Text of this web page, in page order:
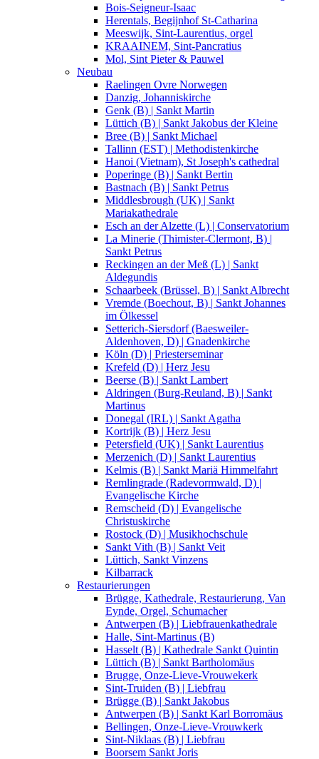
Bois-Seigneur-Isaac
Herentals, Begijnhof St-Catharina
Meeswijk, Sint-Laurentius, orgel
KRAAINEM, Sint-Pancratius
Mol, Sint Pieter & Pauwel
Neubau
Raelingen Ovre Norwegen
Danzig, Johanniskirche
Genk (B) | Sankt Martin
Lüttich (B) | Sankt Jakobus der Kleine
Bree (B) | Sankt Michael
Tallinn (EST) | Methodistenkirche
Hanoi (Vietnam), St Joseph's cathedral
Poperinge (B) | Sankt Bertin
Bastnach (B) | Sankt Petrus
Middlesbrough (UK) | Sankt
Mariakathedrale
Esch an der Alzette (L) | Conservatorium
La Minerie (Thimister-Clermont, B) |
Sankt Petrus
Reckingen an der Meß (L) | Sankt
Aldegundis
Schaarbeek (Brüssel, B) | Sankt Albrecht
Vremde (Boechout, B) | Sankt Johannes
im Ölkessel
Setterich-Siersdorf (Baesweiler-
Aldenhoven, D) | Gnadenkirche
Köln (D) | Priesterseminar
Krefeld (D) | Herz Jesu
Beerse (B) | Sankt Lambert
Aldringen (Burg-Reuland, B) | Sankt
Martinus
Donegal (IRL) | Sankt Agatha
Kortrijk (B) | Herz Jesu
Petersfield (UK) | Sankt Laurentius
Merzenich (D) | Sankt Laurentius
Kelmis (B) | Sankt Mariä Himmelfahrt
Remlingrade (Radevormwald, D) |
Evangelische Kirche
Remscheid (D) | Evangelische
Christuskirche
Rostock (D) | Musikhochschule
Sankt Vith (B) | Sankt Veit
Lüttich, Sankt Vinzens
Kilbarrack
Restaurierungen
Brügge, Kathedrale, Restaurierung, Van
Eynde, Orgel, Schumacher
Antwerpen (B) | Liebfrauenkathedrale
Halle, Sint-Martinus (B)
Hasselt (B) | Kathedrale Sankt Quintin
Lüttich (B) | Sankt Bartholomäus
Brugge, Onze-Lieve-Vrouwekerk
Sint-Truiden (B) | Liebfrau
Brügge (B) | Sankt Jakobus
Antwerpen (B) | Sankt Karl Borromäus
Bellingen, Onze-Lieve-Vrouwkerk
Sint-Niklaas (B) | Liebfrau
Boorsem Sankt Joris